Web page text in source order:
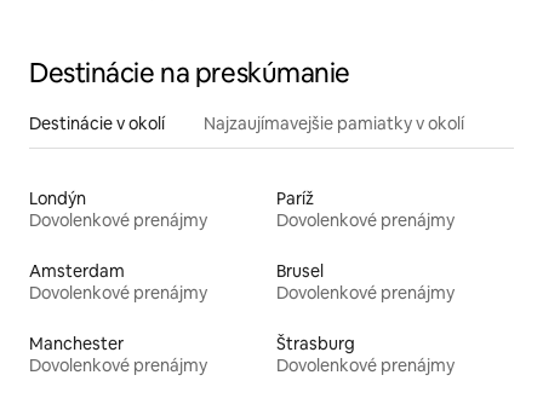
Destinácie na preskúmanie
Destinácie v okolí Najzaujímavejšie pamiatky v okolí
Londýn
Dovolenkové prenájmy
Paríž
Dovolenkové prenájmy
Amsterdam
Dovolenkové prenájmy
Brusel
Dovolenkové prenájmy
Manchester
Dovolenkové prenájmy
Štrasburg
Dovolenkové prenájmy